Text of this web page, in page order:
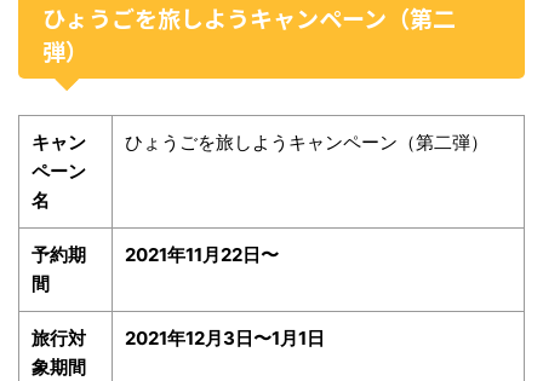
ひょうごを旅しようキャンペーン（第二
弾）
キャン
ペーン
名
ひょうごを旅しようキャンペーン（第二弾）
予約期
間
2021年11月22日〜
旅行対
象期間
2021年12月3日〜1月1日